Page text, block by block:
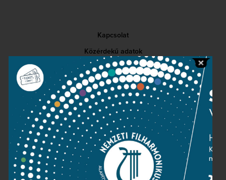
Kapcsolat
Közérdekű adatok
Sajtószoba
Adatvédelem
Impresszum
NEMZETI